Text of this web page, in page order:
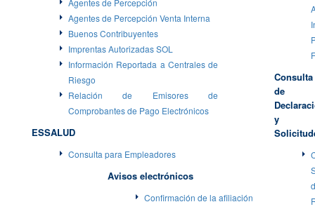
Agentes de Percepción Venta Interna
Buenos Contribuyentes
Imprentas Autorizadas SOL
Información Reportada a Centrales de
Riesgo
Relación de Emisores de
Comprobantes de Pago Electrónicos
ESSALUD
Consulta para Empleadores
Avisos electrónicos
Confirmación de la afiliación
Consulta
de
y